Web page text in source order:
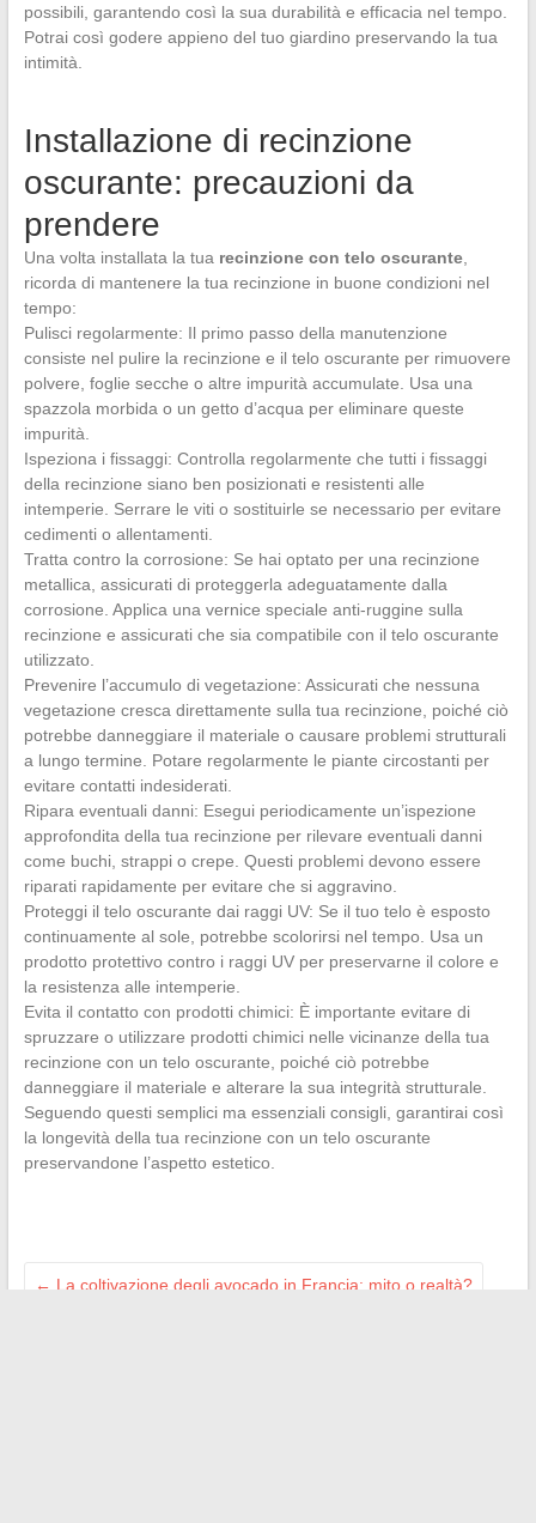
possibili, garantendo così la sua durabilità e efficacia nel tempo.
Potrai così godere appieno del tuo giardino preservando la tua
intimità.
Installazione di recinzione
oscurante: precauzioni da
prendere
Una volta installata la tua recinzione con telo oscurante,
ricorda di mantenere la tua recinzione in buone condizioni nel
tempo:
Pulisci regolarmente: Il primo passo della manutenzione
consiste nel pulire la recinzione e il telo oscurante per rimuovere
polvere, foglie secche o altre impurità accumulate. Usa una
spazzola morbida o un getto d’acqua per eliminare queste
impurità.
Ispeziona i fissaggi: Controlla regolarmente che tutti i fissaggi
della recinzione siano ben posizionati e resistenti alle
intemperie. Serrare le viti o sostituirle se necessario per evitare
cedimenti o allentamenti.
Tratta contro la corrosione: Se hai optato per una recinzione
metallica, assicurati di proteggerla adeguatamente dalla
corrosione. Applica una vernice speciale anti-ruggine sulla
recinzione e assicurati che sia compatibile con il telo oscurante
utilizzato.
Prevenire l’accumulo di vegetazione: Assicurati che nessuna
vegetazione cresca direttamente sulla tua recinzione, poiché ciò
potrebbe danneggiare il materiale o causare problemi strutturali
a lungo termine. Potare regolarmente le piante circostanti per
evitare contatti indesiderati.
Ripara eventuali danni: Esegui periodicamente un’ispezione
approfondita della tua recinzione per rilevare eventuali danni
come buchi, strappi o crepe. Questi problemi devono essere
riparati rapidamente per evitare che si aggravino.
Proteggi il telo oscurante dai raggi UV: Se il tuo telo è esposto
continuamente al sole, potrebbe scolorirsi nel tempo. Usa un
prodotto protettivo contro i raggi UV per preservarne il colore e
la resistenza alle intemperie.
Evita il contatto con prodotti chimici: È importante evitare di
spruzzare o utilizzare prodotti chimici nelle vicinanze della tua
recinzione con un telo oscurante, poiché ciò potrebbe
danneggiare il materiale e alterare la sua integrità strutturale.
Seguendo questi semplici ma essenziali consigli, garantirai così
la longevità della tua recinzione con un telo oscurante
preservandone l’aspetto estetico.
← La coltivazione degli avocado in Francia: mito o realtà?